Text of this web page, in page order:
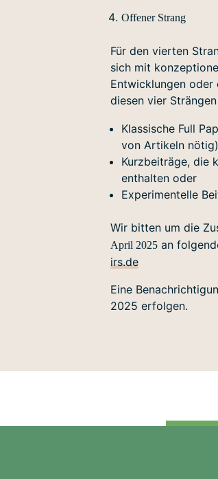
Offener Strang
Für den vierten
sich mit
Entwicklungen oder
diesen vier
Klassische Full
von Artikeln
Kurzbeiträge, die
enthalten oder
Experimentelle
Wir bitten um die
April 2025 an
irs.de
Eine
2025 erfolgen.